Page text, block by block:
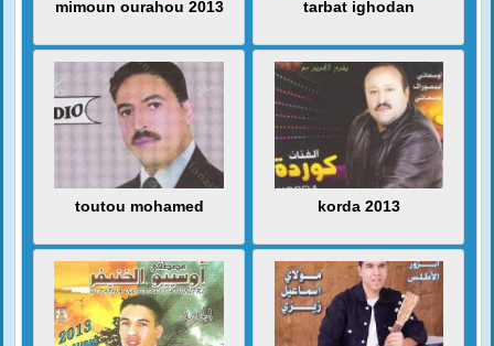
mimoun ourahou 2013 tarbat ighodan
toutou mohamed korda 2013